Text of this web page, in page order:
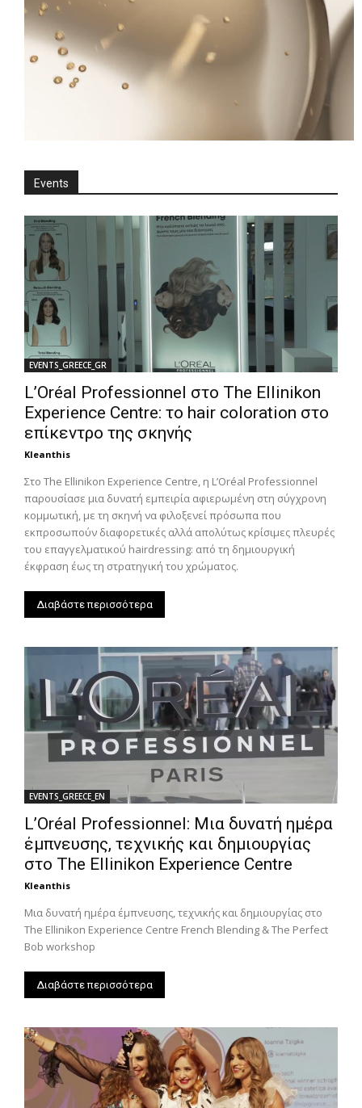
Events
EVENTS_GREECE_GR
L’Oréal Professionnel στο The Ellinikon
Experience Centre: το hair coloration στο
επίκεντρο της σκηνής
Kleanthis
Στο The Ellinikon Experience Centre, η L’Oréal Professionnel
παρουσίασε μια δυνατή εμπειρία αφιερωμένη στη σύγχρονη
κομμωτική, με τη σκηνή να φιλοξενεί πρόσωπα που
εκπροσωπούν διαφορετικές αλλά απολύτως κρίσιμες πλευρές
του επαγγελματικού hairdressing: από τη δημιουργική
έκφραση έως τη στρατηγική του χρώματος.
Διαβάστε περισσότερα
EVENTS_GREECE_EN
L’Oréal Professionnel: Μια δυνατή ημέρα
έμπνευσης, τεχνικής και δημιουργίας
στο The Ellinikon Experience Centre
Kleanthis
Μια δυνατή ημέρα έμπνευσης, τεχνικής και δημιουργίας στο
The Ellinikon Experience Centre French Blending & The Perfect
Bob workshop
Διαβάστε περισσότερα